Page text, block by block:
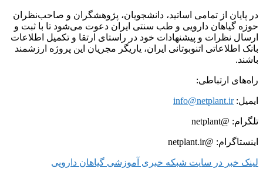
در پایان از تمامی اساتید، دانشجویان، پژوهشگران و صاحب‌نظران
حوزه گیاهان دارویی و طب سنتی ایران دعوت می‌شود تا با ثبت و
ارسال نظرات و پیشنهادات خود در راستای ارتقا و تکمیل اطلاعات
بانک اطلاعاتی اتنوبوتانی ایران، یاریگر مجریان این پروژه ارزشمند
باشند.
راه‌های ارتباطی:
ایمیل:info@netplant.ir
تلگرام: @netplant
اینستاگرام: @netplant.ir
لینک خبر در سایت شبکه خبری آموزشی گیاهان دارویی